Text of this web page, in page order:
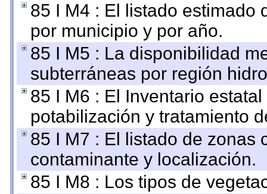
85 I M4 : El listado estimado
por municipio y por año.
85 I M5 : La disponibilidad
subterráneas por región
85 I M6 : El Inventario
potabilización y tratamiento
85 I M7 : El listado de zonas
contaminante y localización.
85 I M8 : Los tipos de